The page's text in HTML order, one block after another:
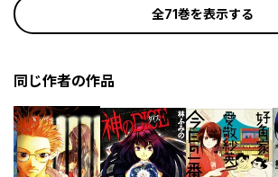
全71巻を表示する
同じ作者の作品